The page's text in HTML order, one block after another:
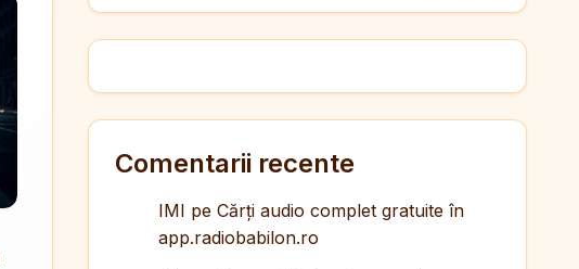
Comentarii recente
IMI pe Cărți audio complet gratuite în
app.radiobabilon.ro